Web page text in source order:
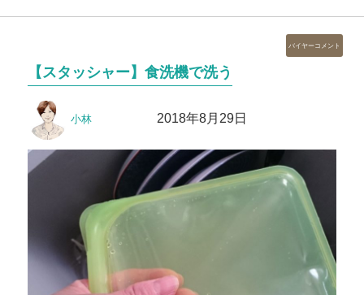
【スタッシャー】食洗機で洗う
稿
小林稿
2018年8月29日
カ
テ
バイヤーコメント